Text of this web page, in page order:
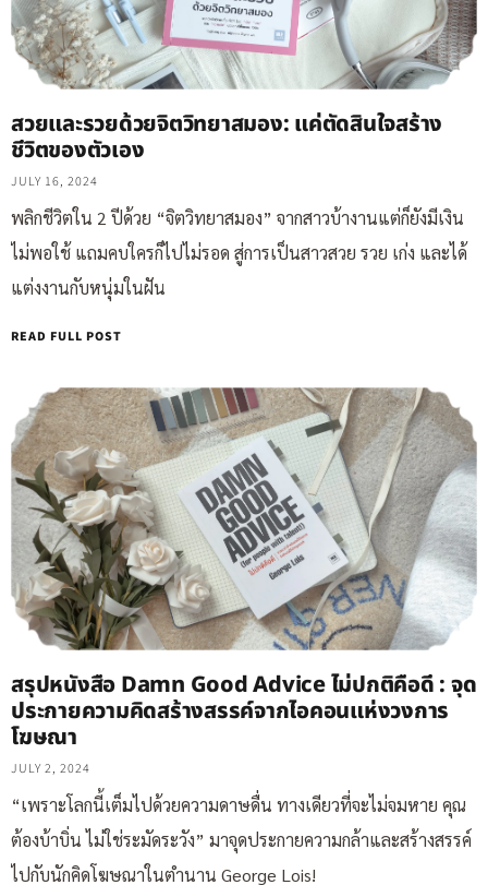
สวยและรวยด้วยจิตวิทยาสมอง: แค่ตัดสินใจสร้าง
ชีวิตของตัวเอง
JULY 16, 2024
พลิกชีวิตใน 2 ปีด้วย “จิตวิทยาสมอง” จากสาวบ้างานแต่ก็ยังมีเงิน
ไม่พอใช้ แถมคบใครก็ไปไม่รอด สู่การเป็นสาวสวย รวย เก่ง และได้
แต่งงานกับหนุ่มในฝัน
READ FULL POST
สรุปหนังสือ Damn Good Advice ไม่ปกติคือดี : จุด
ประกายความคิดสร้างสรรค์จากไอคอนแห่งวงการ
โฆษณา
JULY 2, 2024
“เพราะโลกนี้เต็มไปด้วยความดาษดื่น ทางเดียวที่จะไม่จมหาย คุณ
ต้องบ้าบิ่น ไม่ใช่ระมัดระวัง” มาจุดประกายความกล้าและสร้างสรรค์
ไปกับนักคิดโฆษณาในตำนาน George Lois!